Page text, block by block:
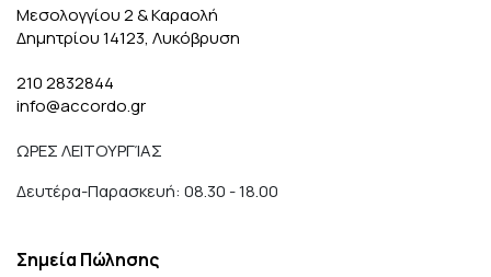
Μεσολογγίου 2 & Καραολή
Δημητρίου 14123, Λυκόβρυση
210 2832844
info@accordo.gr
ΩΡΕΣ ΛΕΙΤΟΥΡΓΊΑΣ
Δευτέρα-Παρασκευή: 08.30 - 18.00
Σημεία Πώλησης